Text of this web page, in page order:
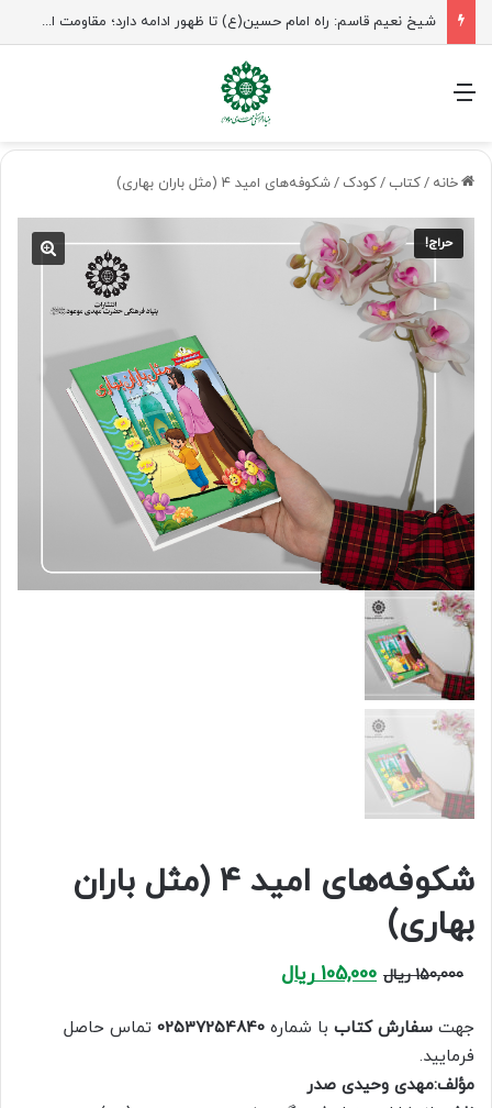
منو
خانه /کتاب /کودک /شکوفه‌های امید ۴ (مثل باران بهاری)
حراج!
شکوفه‌های امید ۴ (مثل باران
بهاری)
150,000 ریال Original
was:
150,000 ریال.
105,000 ریال
is:
105,000 ریال.
جهت سفارش کتاب با شماره 02537254840 تماس حاصل
فرمایید.
مؤلف:مهدی وحیدی صدر